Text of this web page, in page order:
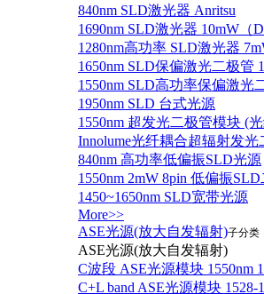
840nm SLD激光器 Anritsu
1690nm SLD激光器 10mW（
1280nm高功率 SLD激光器
1650nm SLD保偏激光二极管
1550nm SLD高功率保偏激光
1950nm SLD 台式光源
1550nm 超发光二极管模块 (
Innolume光纤耦合超辐射发光
840nm 高功率低偏振SLD光源
1550nm 2mW 8pin 低偏振
1450~1650nm SLD宽带光源
More>>
ASE光源(放大自发辐射)子分类
ASE光源(放大自发辐射)
C波段 ASE光源模块 1550nm
C+L band ASE光源模块 1528-